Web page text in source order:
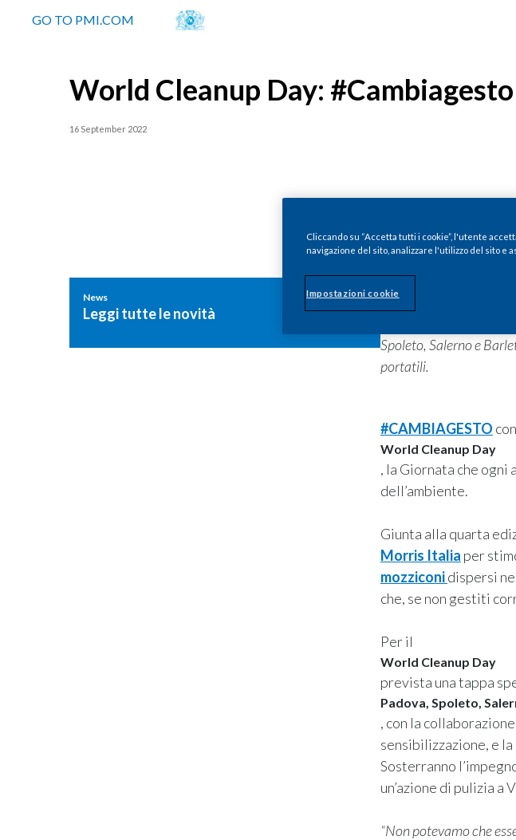
GO TO PMI.COM
World Cleanup Day:
16 September 2022
News
Leggi tutte le novità
• L’obiettivo di
mozziconi;
• Giunta al suo quarto
sensibilizzazione e con
• In occasione del
Spoleto, Salerno e
portatili.
#CAMBIAGESTO
World Cleanup Day
, la Giornata che
dell’ambiente.
Giunta alla quarta
Morris Italia per
mozziconidispersi
che, se non gestiti
Per il
World Cleanup Day
prevista una tappa
Padova, Spoleto,
, con la
sensibilizzazione, e
Sosterranno
un’azione di pulizia a
“Non potevamo che
Cliccando su “Accetta tutti i cookie”, l'utente
navigazione del sito, analizzare l'utilizzo del sito e
Impostazioni cookie